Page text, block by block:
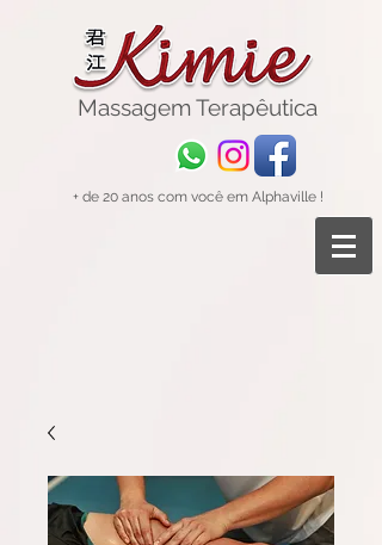
Massagem Terapêutica
+ de 20 anos com você em Alphaville !